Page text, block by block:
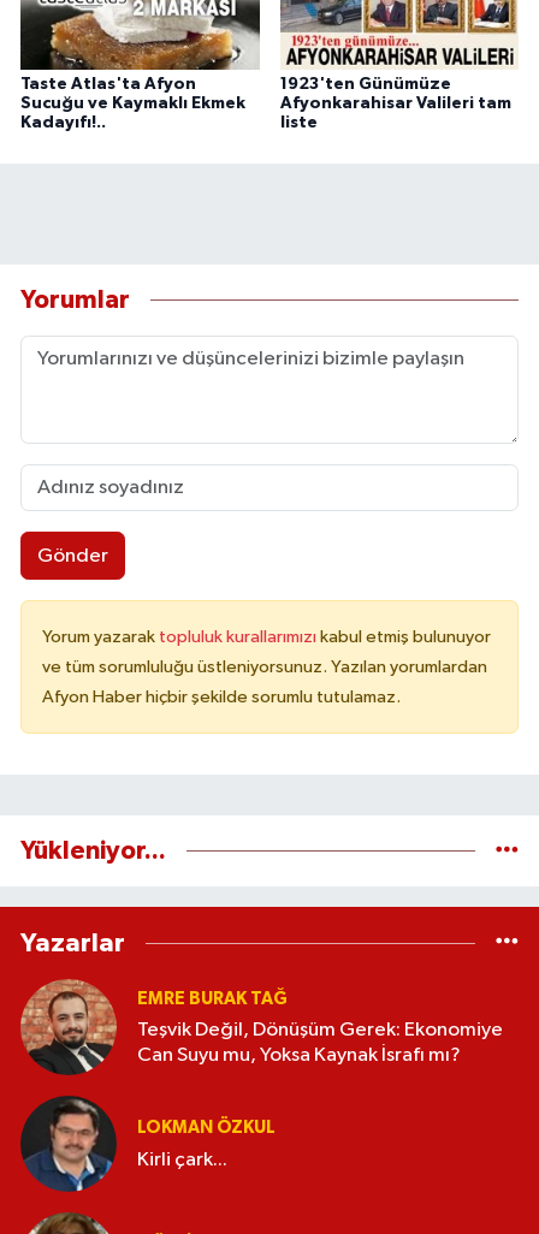
Taste Atlas'ta Afyon
Sucuğu ve Kaymaklı Ekmek
Kadayıfı!..
1923'ten Günümüze
Afyonkarahisar Valileri tam
liste
Yorumlar
Gönder
Yorum yazarak topluluk kurallarımızı kabul etmiş bulunuyor
ve tüm sorumluluğu üstleniyorsunuz. Yazılan yorumlardan
Afyon Haber hiçbir şekilde sorumlu tutulamaz.
Yükleniyor...
Yazarlar
EMRE BURAK TAĞ
Teşvik Değil, Dönüşüm Gerek: Ekonomiye
Can Suyu mu, Yoksa Kaynak İsrafı mı?
LOKMAN ÖZKUL
Kirli çark...